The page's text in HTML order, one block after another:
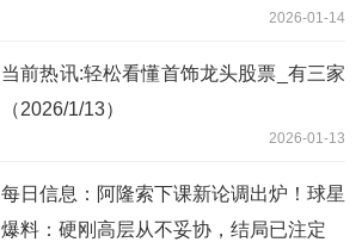
2026-01-14
当前热讯:轻松看懂首饰龙头股票_有三家
（2026/1/13）
2026-01-13
每日信息：阿隆索下课新论调出炉！球星
爆料：硬刚高层从不妥协，结局已注定